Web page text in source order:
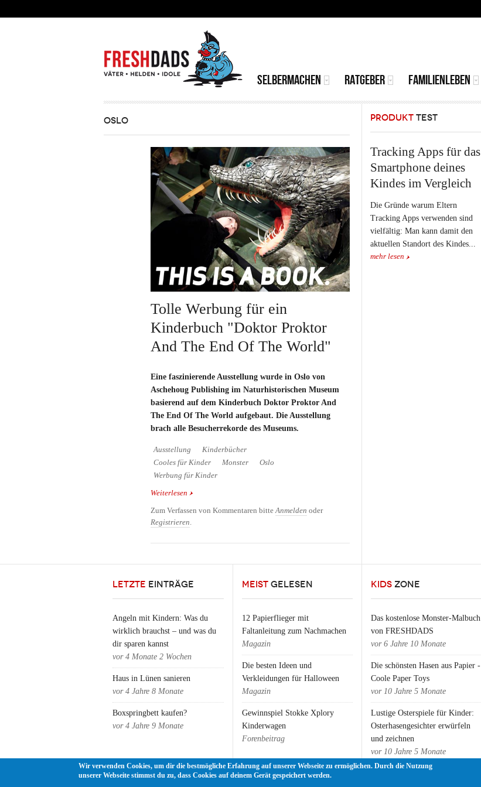
MAINMENU
SELBERMACHEN RATGEBER FAMILIENLEBEN
OSLO
Tolle Werbung für ein
Kinderbuch "Doktor Proktor
And The End Of The World"
Eine faszinierende Ausstellung wurde in Oslo von
Aschehoug Publishing im Naturhistorischen Museum
basierend auf dem Kinderbuch Doktor Proktor And
The End Of The World aufgebaut. Die Ausstellung
brach alle Besucherrekorde des Museums.
Ausstellung
Kinderbücher
Cooles für Kinder
Monster
Oslo
Werbung für Kinder
Weiterlesen über Tolle Werbung für ein Kinderbuch "Doktor
Zum Verfassen von Kommentaren bitteAnmelden oder
Registrieren.
PRODUKT TEST
Tracking Apps für das
Smartphone deines
Kindes im Vergleich
Die Gründe warum Eltern
Tracking Apps verwenden sind
vielfältig: Man kann damit den
aktuellen Standort des Kindes...
mehr lesen
LETZTE EINTRÄGE
Angeln mit Kindern: Was du
wirklich brauchst – und was du
dir sparen kannst
vor 4 Monate 2 Wochen
Haus in Lünen sanieren
vor 4 Jahre 8 Monate
Boxspringbett kaufen?
vor 4 Jahre 9 Monate
MEIST GELESEN
12 Papierflieger mit
Faltanleitung zum Nachmachen
Magazin
Die besten Ideen und
Verkleidungen für Halloween
Magazin
Gewinnspiel Stokke Xplory
Kinderwagen
Forenbeitrag
KIDS ZONE
Das kostenlose Monster-Malbuch
von FRESHDADS
vor 6 Jahre 10 Monate
Die schönsten Hasen aus Papier -
Coole Paper Toys
vor 10 Jahre 5 Monate
Lustige Osterspiele für Kinder:
Osterhasengesichter erwürfeln
und zeichnen
vor 10 Jahre 5 Monate
Wir verwenden Cookies, um dir die bestmögliche Erfahrung auf unserer Webseite zu ermöglichen. Durch die Nutzung
unserer Webseite stimmst du zu, dass Cookies auf deinem Gerät gespeichert werden.